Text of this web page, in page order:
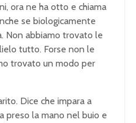
ora ne ha otto e chiama
se biologicamente
Non abbiamo trovato le
tutto. Forse non le
trovato un modo per
Dice che impara a
preso la mano nel buio e